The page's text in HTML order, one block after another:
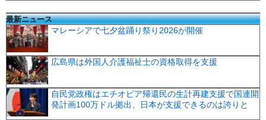
最新ニュース
マレーシアで七夕盆踊り祭り2026が開催
広島県は外国人介護福祉士の資格取得を支援
自民党政権はエチオピア帰還民の生計再建支援で国連開
発計画100万ドル拠出、日本が支援できるのは誇りと